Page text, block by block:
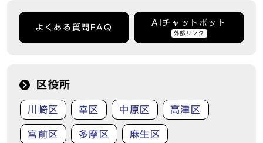
よくある質問FAQ
AIチャットボット
外部リンク
区役所
川崎区 幸区 中原区 高津区
宮前区 多摩区 麻生区